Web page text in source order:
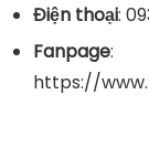
Điện thoại:
Fanpage:
https://